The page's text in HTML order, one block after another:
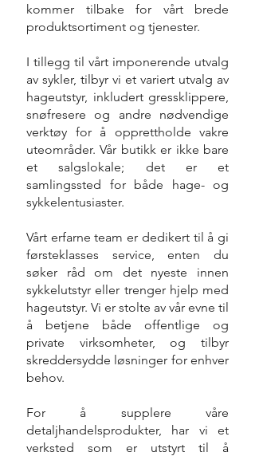
kommer tilbake for vårt brede
produktsortiment og tjenester.
I tillegg til vårt imponerende utvalg
av sykler, tilbyr vi et variert utvalg av
hageutstyr, inkludert gressklippere,
snøfresere og andre nødvendige
verktøy for å opprettholde vakre
uteområder. Vår butikk er ikke bare
et salgslokale; det er et
samlingssted for både hage- og
sykkelentusiaster.
Vårt erfarne team er dedikert til å gi
førsteklasses service, enten du
søker råd om det nyeste innen
sykkelutstyr eller trenger hjelp med
hageutstyr. Vi er stolte av vår evne til
å betjene både offentlige og
private virksomheter, og tilbyr
skreddersydde løsninger for enhver
behov.
For å supplere våre
detaljhandelsprodukter, har vi et
verksted som er utstyrt til å